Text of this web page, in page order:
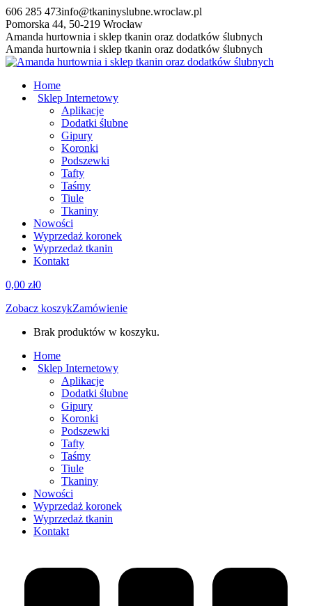
Przewiń
do
zawartości
606 285 473info@tkaninyslubne.wroclaw.pl
Pomorska 44, 50-219 Wrocław
Facebook
page
opens
new
window
Amanda hurtownia i sklep tkanin oraz dodatków ślubnych
Amanda hurtownia i sklep tkanin oraz dodatków ślubnych
Home
Sklep Internetowy
Aplikacje
Dodatki ślubne
Gipury
Koronki
Podszewki
Tafty
Taśmy
Tiule
Tkaniny
Nowości
Wyprzedaż koronek
Wyprzedaż tkanin
Kontakt
0,00 zł0
Zobacz koszykZamówienie
Brak produktów w koszyku.
Home
Sklep Internetowy
Aplikacje
Dodatki ślubne
Gipury
Koronki
Podszewki
Tafty
Taśmy
Tiule
Tkaniny
Nowości
Wyprzedaż koronek
Wyprzedaż tkanin
Kontakt